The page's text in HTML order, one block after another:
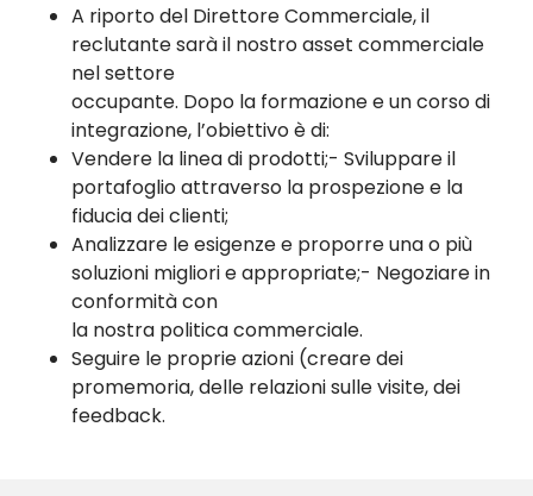
A riporto del Direttore Commerciale, il
reclutante sarà il nostro asset commerciale
nel settore
occupante. Dopo la formazione e un corso di
integrazione, l’obiettivo è di:
Vendere la linea di prodotti;- Sviluppare il
portafoglio attraverso la prospezione e la
fiducia dei clienti;
Analizzare le esigenze e proporre una o più
soluzioni migliori e appropriate;- Negoziare in
conformità con
la nostra politica commerciale.
Seguire le proprie azioni (creare dei
promemoria, delle relazioni sulle visite, dei
feedback.